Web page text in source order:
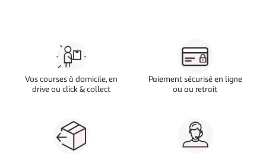
Vos courses à domicile, en
drive ou click & collect
Paiement sécurisé en ligne
ou au retrait